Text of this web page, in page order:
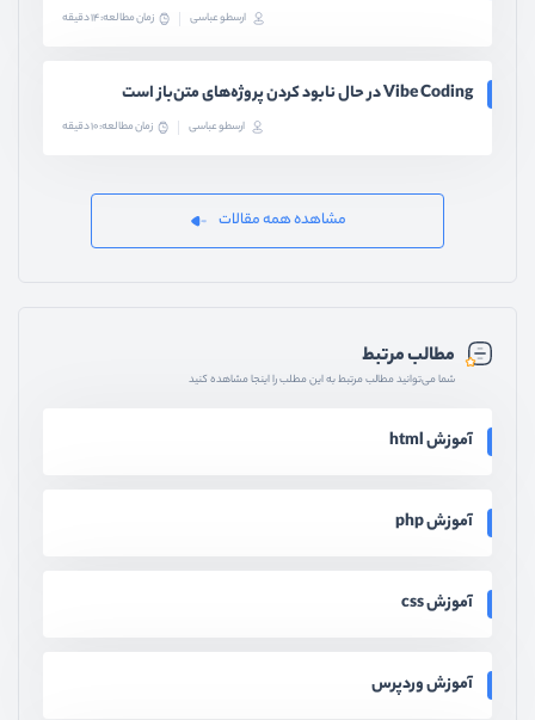
ارسطو عباسی زمان مطالعه: 14 دقیقه
Vibe Coding در حال نابود کردن پروژه‌های متن‌باز است
ارسطو عباسی زمان مطالعه: 10 دقیقه
مشاهده همه مقالات
مطالب مرتبط
شما می‌توانید مطالب مرتبط به این مطلب را اینجا مشاهده کنید
آموزش html
آموزش php
آموزش css
آموزش وردپرس